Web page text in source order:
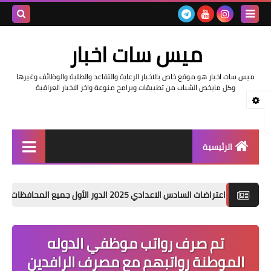
ميس سات اخبار
ميس سات اخبار هو موقع خاص بالاخبار الرعاية والتقاعد والطلبة والوظائف وغيرها
وكل مايخص الشباب من تطبيقات وبرامج منوعة واخر الاخبار العراقية
الرئيسية
اخبار وزارة التربية والتعليم
اخبار وزارة العمل وهيئة
الاعدادي 2025 الدور الأول جميع المحافظات هطول
تم صرف رواتب موظفي الدوله
الموطنة رواتبهم مع مصرف الرافدين